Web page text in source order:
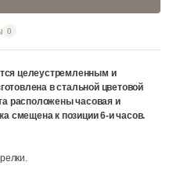
0
целеустремленным и
в стальной цветовой
расположены часовая и
смещена к позиции 6-и часов.